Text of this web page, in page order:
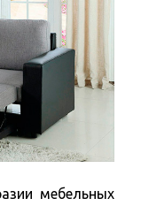
мебельных